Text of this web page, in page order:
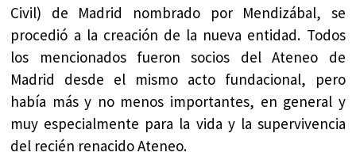
Civil) de Madrid nombrado por Mendizábal, se
procedió a la creación de la nueva entidad. Todos
los mencionados fueron socios del Ateneo de
Madrid desde el mismo acto fundacional, pero
había más y no menos importantes, en general y
muy especialmente para la vida y la supervivencia
del recién renacido Ateneo.